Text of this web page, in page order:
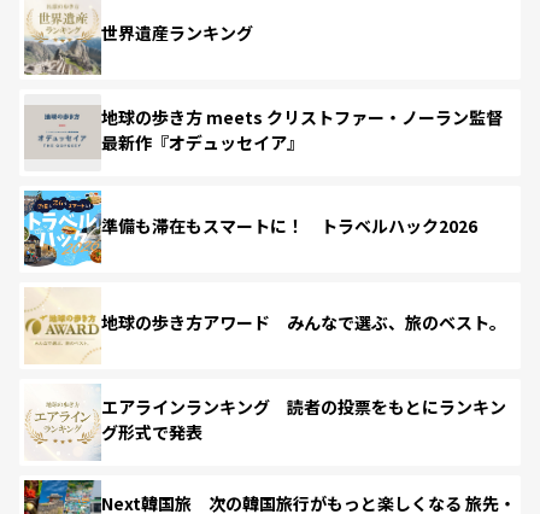
世界遺産ランキング
地球の歩き方 meets クリストファー・ノーラン監督
最新作『オデュッセイア』
準備も滞在もスマートに！ トラベルハック2026
地球の歩き方アワード みんなで選ぶ、旅のベスト。
エアラインランキング 読者の投票をもとにランキン
グ形式で発表
Next韓国旅 次の韓国旅行がもっと楽しくなる 旅先・